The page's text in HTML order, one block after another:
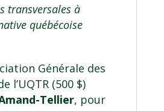
transversales à
québécoise
Générale des
l’UQTR (500 $)
Tellier, pour